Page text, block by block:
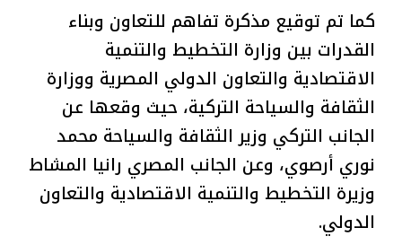
كما تم توقيع مذكرة تفاهم للتعاون وبناء
القدرات بين وزارة التخطيط والتنمية
الاقتصادية والتعاون الدولي المصرية ووزارة
الثقافة والسياحة التركية، حيث وقعها عن
الجانب التركي وزير الثقافة والسياحة محمد
نوري أرصوي، وعن الجانب المصري رانيا المشاط
وزيرة التخطيط والتنمية الاقتصادية والتعاون
الدولي.